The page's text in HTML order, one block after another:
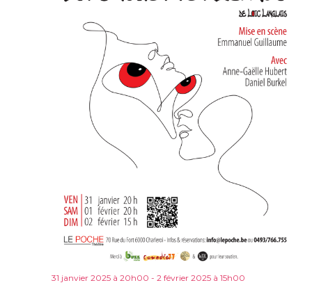
31 janvier 2025 à 20h00 - 2 février 2025 à 15h00